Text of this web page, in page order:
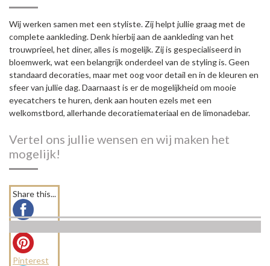
Wij werken samen met een styliste. Zij helpt jullie graag met de
complete aankleding. Denk hierbij aan de aankleding van het
trouwprieel, het diner, alles is mogelijk. Zij is gespecialiseerd in
bloemwerk, wat een belangrijk onderdeel van de styling is. Geen
standaard decoraties, maar met oog voor detail en in de kleuren en
sfeer van jullie dag. Daarnaast is er de mogelijkheid om mooie
eyecatchers te huren, denk aan houten ezels met een
welkomstbord, allerhande decoratiemateriaal en de limonadebar.
Vertel ons jullie wensen en wij maken het
mogelijk!
Share this...
Pinterest